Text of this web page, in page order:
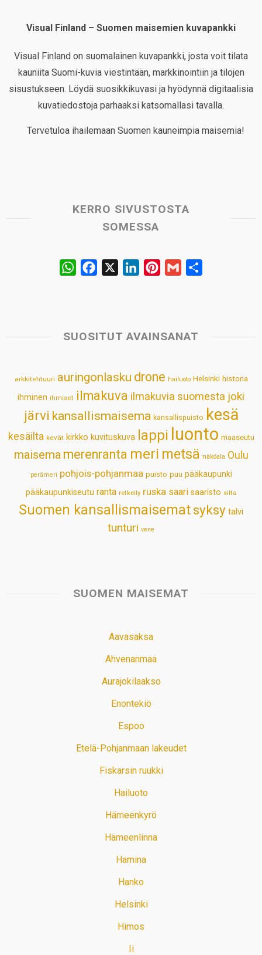
Visual Finland – Suomen maisemien kuvapankki
Visual Finland on suomalainen kuvapankki, josta voit tilata
kauniita Suomi-kuvia viestintään, markkinointiin ja tilojen
sisustukseen. Löydä suosikkikuvasi ja hyödynnä digitaalisia
kuvatiedostoja parhaaksi katsomallasi tavalla.
Tervetuloa ihailemaan Suomen kauneimpia maisemia!
KERRO SIVUSTOSTA
SOMESSA
W
s
p
b
k
e
n
e
s
t
l
SUOSITUT AVAINSANAT
arkkitehtuuri auringonlasku drone hailuoto Helsinki historia
ihminen ihmiset ilmakuva ilmakuvia suomesta joki
järvi kansallismaisema kansallispuisto kesä
kesäilta kevät kirkko kuvituskuva lappi luonto maaseutu
maisema merenranta meri metsä näköala Oulu
perämeri pohjois-pohjanmaa puisto puu pääkaupunki
pääkaupunkiseutu ranta retkeily ruska saari saaristo silta
Suomen kansallismaisematsyksy talvi
tunturi vene
SUOMEN MAISEMAT
Aavasaksa
Ahvenanmaa
Aurajokilaakso
Enontekiö
Espoo
Etelä-Pohjanmaan lakeudet
Fiskarsin ruukki
Hailuoto
Hämeenkyrö
Hämeenlinna
Hamina
Hanko
Helsinki
Himos
Ii